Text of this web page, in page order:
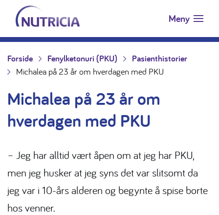
Hopp til innholdet
Nutricia.no Meny
Forside Fenylketonuri (PKU)
Pasienthistorier
Michalea på 23 år om hverdagen med PKU
Michalea på 23 år om
hverdagen med PKU
– Jeg har alltid vært åpen om at jeg har PKU,
men jeg husker at jeg syns det var slitsomt da
jeg var i 10-års alderen og begynte å spise borte
hos venner.